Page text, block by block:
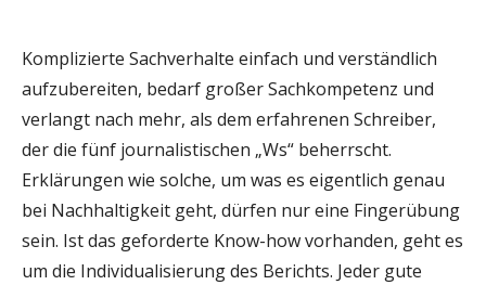
Komplizierte Sachverhalte einfach und verständlich
aufzubereiten, bedarf großer Sachkompetenz und
verlangt nach mehr, als dem erfahrenen Schreiber,
der die fünf journalistischen „Ws“ beherrscht.
Erklärungen wie solche, um was es eigentlich genau
bei Nachhaltigkeit geht, dürfen nur eine Fingerübung
sein. Ist das geforderte Know-how vorhanden, geht es
um die Individualisierung des Berichts. Jeder gute